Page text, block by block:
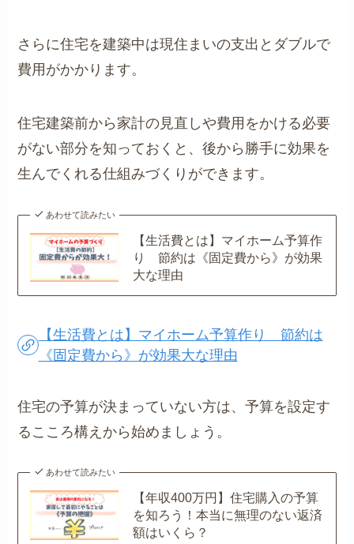
さらに住宅を建築中は現住まいの支出とダブルで
費用がかかります。
住宅建築前から家計の見直しや費用をかける必要
がない部分を知っておくと、後から勝手に効果を
生んでくれる仕組みづくりができます。
あわせて読みたい
【生活費とは】マイホーム予算作
り 節約は《固定費から》が効果
大な理由
【生活費とは】マイホーム予算作り 節約は
《固定費から》が効果大な理由
住宅の予算が決まっていない方は、予算を設定す
るこころ構えから始めましょう。
あわせて読みたい
【年収400万円】住宅購入の予算
を知ろう！本当に無理のない返済
額はいくら？